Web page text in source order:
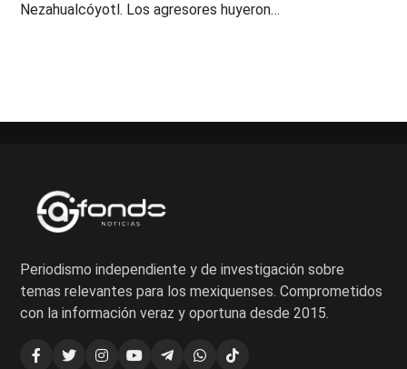
Nezahualcóyotl. Los agresores huyeron…
Periodismo independiente y de investigación sobre
temas relevantes para los mexiquenses. Comprometidos
con la información veraz y oportuna desde 2015.